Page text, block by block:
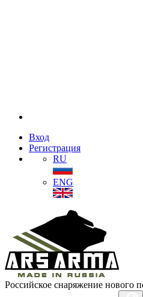
Вход
Регистрация
RU
ENG
Российское снаряжение нового